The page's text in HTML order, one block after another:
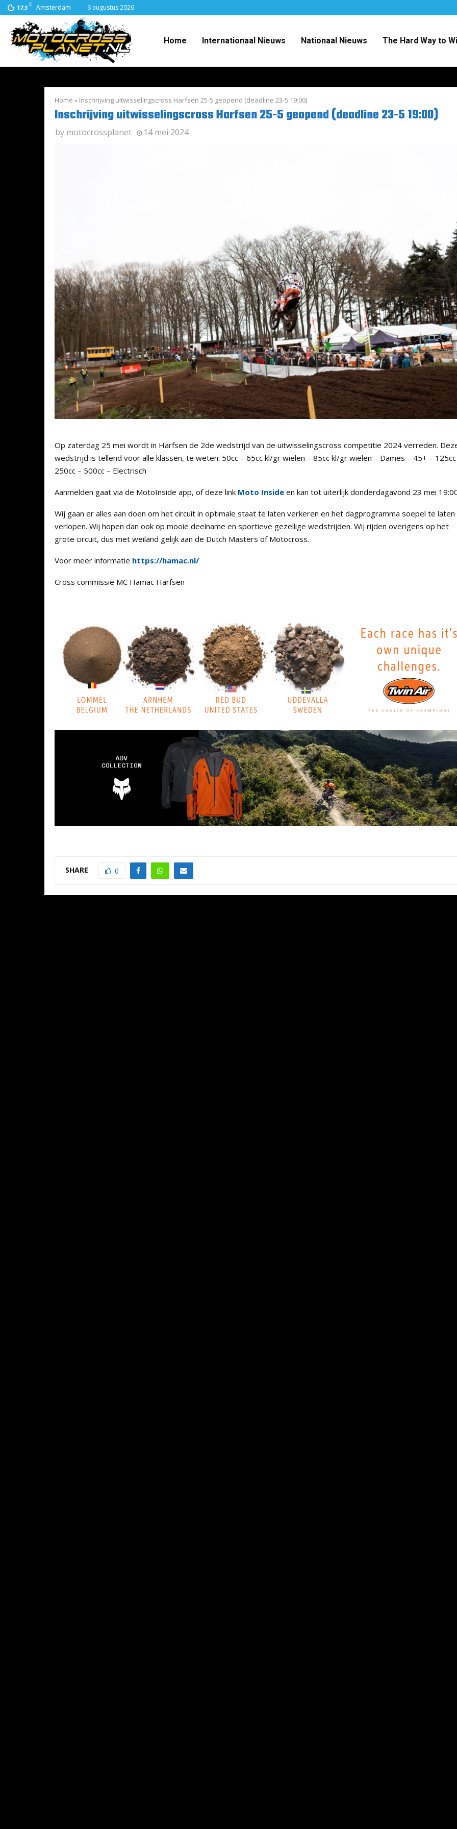
17.3 C Amsterdam 6 augustus 2026
Home Internationaal Nieuws Nationaal Nieuws The Hard Way to
Home » Inschrijving uitwisselingscross Harfsen 25-5 geopend (deadline 23-5 19:00)
Inschrijving uitwisselingscross Harfsen 25-5 geopend (deadline 23-5 19:00)
by motocrossplanet 14 mei 2024
Op zaterdag 25 mei wordt in Harfsen de 2de wedstrijd van de uitwisselingscross competitie 2024 verreden.
wedstrijd is tellend voor alle klassen, te weten: 50cc – 65cc kl/gr wielen – 85cc kl/gr wielen – Dames – 45+ –
250cc – 500cc – Electrisch
Aanmelden gaat via de MotoInside app, of deze link Moto Inside en kan tot uiterlijk donderdagavond 23 mei
Wij gaan er alles aan doen om het circuit in optimale staat te laten verkeren en het dagprogramma soepel te laten
verlopen. Wij hopen dan ook op mooie deelname en sportieve gezellige wedstrijden. Wij rijden overigens op het
grote circuit, dus met weiland gelijk aan de Dutch Masters of Motocross.
Voor meer informatie https://hamac.nl/
Cross commissie MC Hamac Harfsen
SHARE 0